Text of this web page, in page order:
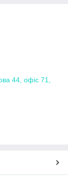
44, офіс 71,